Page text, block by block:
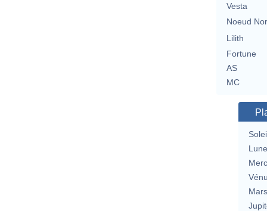
Vesta
Noeud
Lilith
Fortune
AS
MC
Lune
Mars